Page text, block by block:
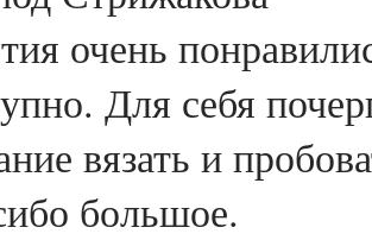
очень
Для себя
вязать и
большое.